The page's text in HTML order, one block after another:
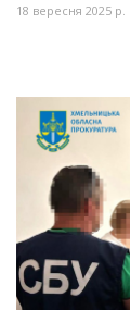
18 вересня 2025 р.